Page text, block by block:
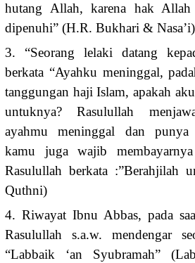
hutang Allah, karena hak
dipenuhi” (H.R. Bukhari &
3. “Seorang lelaki datang
berkata “Ayahku meninggal,
tanggungan haji Islam, apakah
untuknya? Rasulullah
ayahmu meninggal dan punya
kamu juga wajib
Rasulullah berkata :”Berahjilah
Quthni)
4. Riwayat Ibnu Abbas, pada
Rasulullah s.a.w. mendengar
“Labbaik ‘an Syubramah”